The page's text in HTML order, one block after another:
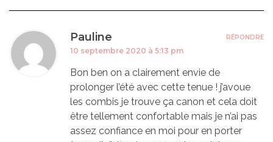
Pauline
10 septembre 2020 à 5:13 pm
Bon ben on a clairement envie de
prolonger l’été avec cette tenue ! j’avoue
les combis je trouve ça canon et cela doit
être tellement confortable mais je n’ai pas
assez confiance en moi pour en porter
RÉPONDRE